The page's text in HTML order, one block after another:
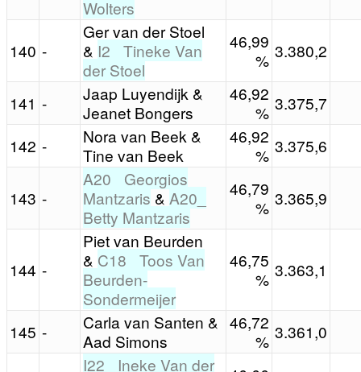
Wolters
140 -
Ger van der Stoel
& I2_ Tineke Van
der Stoel
46,99
% 3.380,2
141 -
Jaap Luyendijk &
Jeanet Bongers
46,92
% 3.375,7
142 -
Nora van Beek &
Tine van Beek
46,92
% 3.375,6
143 -
A20_ Georgios
Mantzaris & A20_
Betty Mantzaris
46,79
% 3.365,9
144 -
Piet van Beurden
& C18_ Toos Van
Beurden-
Sondermeijer
46,75
% 3.363,1
145 -
Carla van Santen &
Aad Simons
46,72
% 3.361,0
I22_ Ineke Van der